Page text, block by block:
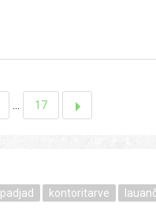
... 17
padjad kontoritarve